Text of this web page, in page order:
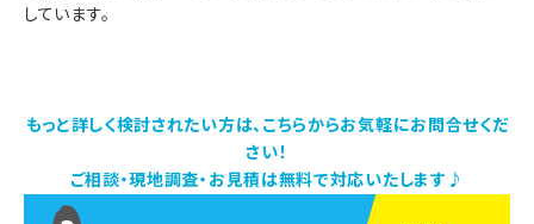
しています。
もっと詳しく検討されたい方は、こちらからお気軽にお問合せくだ
さい！
ご相談・現地調査・お見積は無料で対応いたします♪